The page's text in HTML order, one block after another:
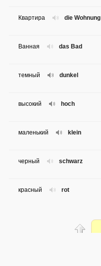
die Wohnung
Квартира
das Bad
Ванная
dunkel
темный
hoch
высокий
klein
маленький
schwarz
черный
rot
красный